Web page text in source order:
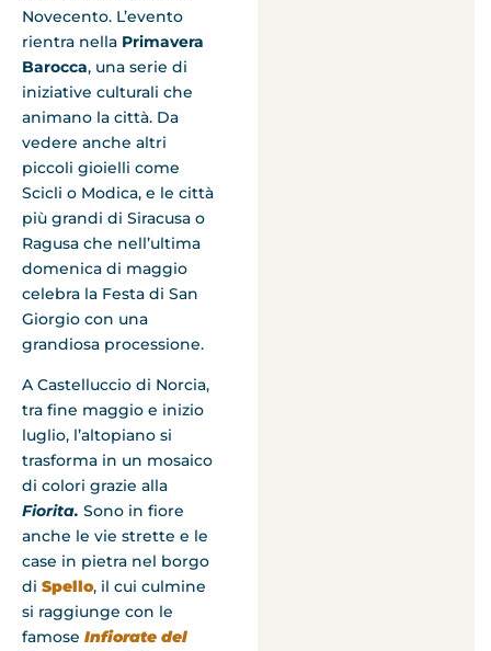
Novecento. L’evento
rientra nella Primavera
Barocca, una serie di
iniziative culturali che
animano la città. Da
vedere anche altri
piccoli gioielli come
Scicli o Modica, e le città
più grandi di Siracusa o
Ragusa che nell’ultima
domenica di maggio
celebra la Festa di San
Giorgio con una
grandiosa processione.
A Castelluccio di Norcia,
tra fine maggio e inizio
luglio, l’altopiano si
trasforma in un mosaico
di colori grazie alla
Fiorita. Sono in fiore
anche le vie strette e le
case in pietra nel borgo
di Spello, il cui culmine
si raggiunge con le
famose Infiorate del